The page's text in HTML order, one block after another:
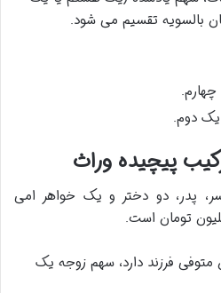
بالسویه تقسیم می شود.
یک دوم.
پیچیده وراث
پدر، دو دختر و یک خواهر امی
فرزند دارد، سهم زوجه یک